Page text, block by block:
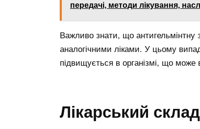
передачі, методи лікування,
Важливо знати, що
аналогічними ліками. У цьому
підвищується в організмі, що може
Лікарський склад